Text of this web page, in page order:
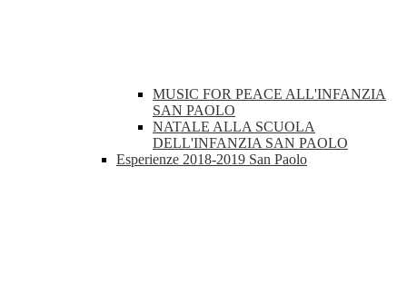
MUSIC FOR PEACE ALL'INFANZIA
SAN PAOLO
NATALE ALLA SCUOLA
DELL'INFANZIA SAN PAOLO
Esperienze 2018-2019 San Paolo